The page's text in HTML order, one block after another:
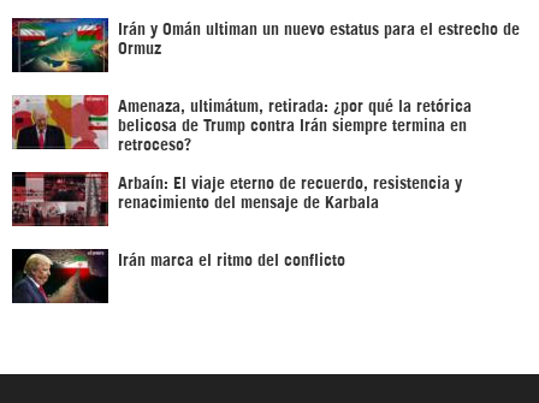
Irán y Omán ultiman un nuevo estatus para el estrecho de
Ormuz
Amenaza, ultimátum, retirada: ¿por qué la retórica
belicosa de Trump contra Irán siempre termina en
retroceso?
Arbaín: El viaje eterno de recuerdo, resistencia y
renacimiento del mensaje de Karbala
Irán marca el ritmo del conflicto